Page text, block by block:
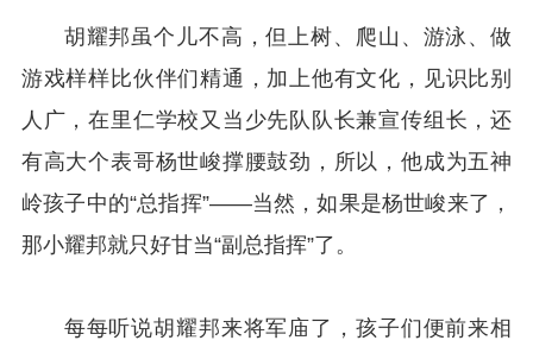
胡耀邦虽个儿不高，但上树、爬山、游泳、做
游戏样样比伙伴们精通，加上他有文化，见识比别
人广，在里仁学校又当少先队队长兼宣传组长，还
有高大个表哥杨世峻撑腰鼓劲，所以，他成为五神
岭孩子中的“总指挥”——当然，如果是杨世峻来了，
那小耀邦就只好甘当“副总指挥”了。
每每听说胡耀邦来将军庙了，孩子们便前来相